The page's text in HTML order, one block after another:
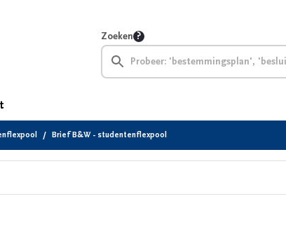
Zoeken
Brief B&W - studentenflexpool